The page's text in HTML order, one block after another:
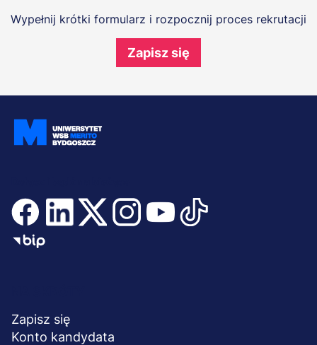
Wypełnij krótki formularz i rozpocznij proces rekrutacji
Zapisz się
stopka
Zapisz się
Konto kandydata